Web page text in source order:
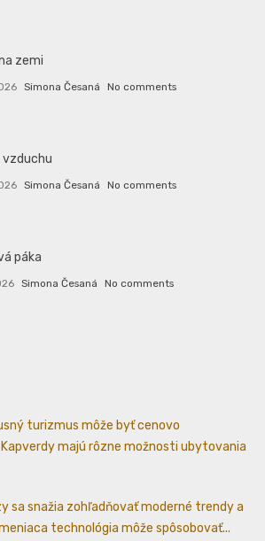
zemi
Simona Česaná No comments
Simona Česaná No comments
páka
Simona Česaná No comments
turizmus môže byť cenovo
majú rôzne možnosti ubytovania
sa snažia zohľadňovať moderné trendy a
technológia môže spôsobovať...